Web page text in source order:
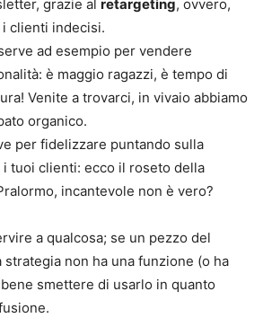
grazie al retargeting, ovvero,
clienti indecisi.
ad esempio per vendere
è maggio ragazzi, è tempo di
Venite a trovarci, in vivaio abbiamo
organico.
per fidelizzare puntando sulla
tuoi clienti: ecco il roseto della
incantevole non è vero?
a qualcosa; se un pezzo del
non ha una funzione (o ha
smettere di usarlo in quanto